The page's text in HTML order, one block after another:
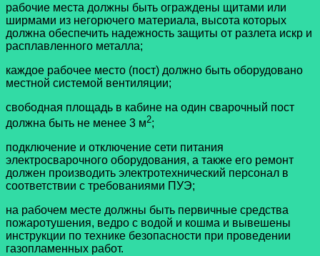
рабочие места должны быть ограждены щитами или
ширмами из негорючего материала, высота которых
должна обеспечить надежность защиты от разлета искр и
расплавленного металла;
каждое рабочее место (пост) должно быть оборудовано
местной системой вентиляции;
свободная площадь в кабине на один сварочный пост
должна быть не менее 3 м2;
подключение и отключение сети питания
электросварочного оборудования, а также его ремонт
должен производить электротехнический персонал в
соответствии с требованиями ПУЭ;
на рабочем месте должны быть первичные средства
пожаротушения, ведро с водой и кошма и вывешены
инструкции по технике безопасности при проведении
газопламенных работ.